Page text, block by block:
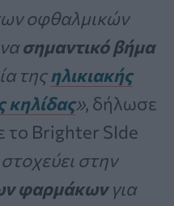
οφθαλμικών
σημαντικό βήμα
τηςηλικιακής
κηλίδας», δήλωσε
το Brighter SIde
στην
φαρμάκωνγια